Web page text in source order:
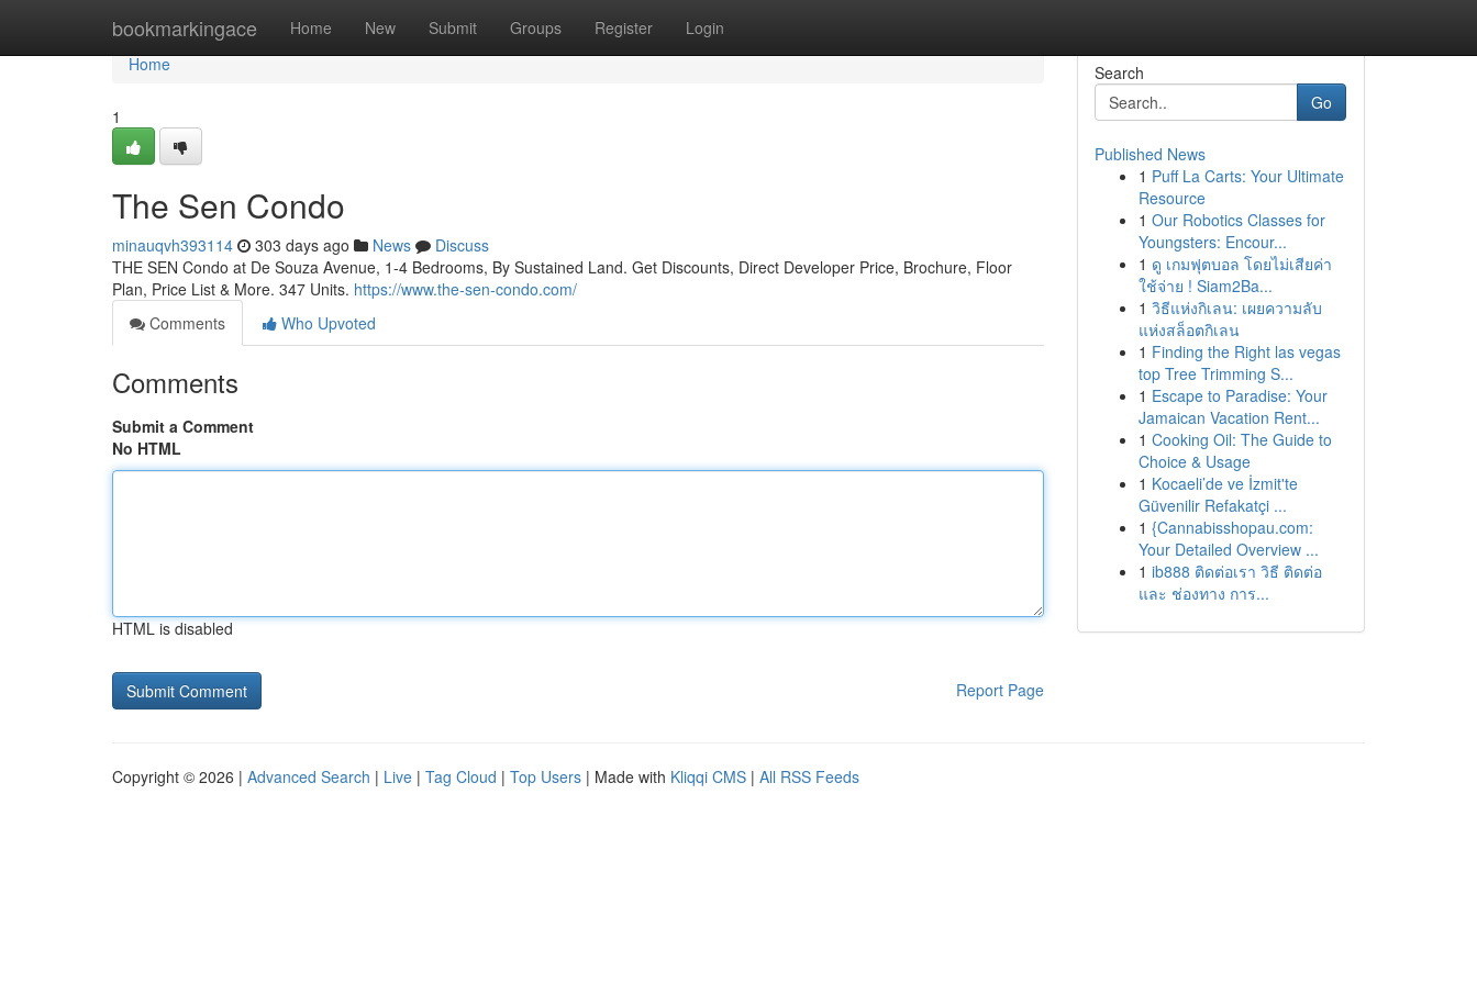
bookmarkingace Home New Submit Groups Register Login
Home
Home
1
The Sen Condo
minauqvh393114 303 days ago News
Discuss
THE SEN Condo at De Souza Avenue, 1-4 Bedrooms, By Sustained Land. Get Discounts, Direct Developer Price, Brochure, Floor
Plan, Price List & More. 347 Units. https://www.the-sen-condo.com/
Comments
Who Upvoted
Comments
Submit a Comment
No HTML
HTML is disabled
Report Page
Search
Go
Published News
1 Puff La Carts: Your Ultimate
Resource
1 Our Robotics Classes for
Youngsters: Encour...
1 ดู เกมฟุตบอล โดยไม่เสียค่า
ใช้จ่าย ! Siam2Ba...
1 วิธีแห่งกิเลน: เผยความลับ
แห่งสล็อตกิเลน
1 Finding the Right las vegas
top Tree Trimming S...
1 Escape to Paradise: Your
Jamaican Vacation Rent...
1 Cooking Oil: The Guide to
Choice & Usage
1 Kocaeli’de ve İzmit'te
Güvenilir Refakatçi ...
1 {Cannabisshopau.com:
Your Detailed Overview ...
1 ib888 ติดต่อเรา วิธี ติดต่อ
และ ช่องทาง การ...
Copyright © 2026 | Advanced Search | Live | Tag Cloud | Top Users | Made with Kliqqi CMS | All RSS Feeds